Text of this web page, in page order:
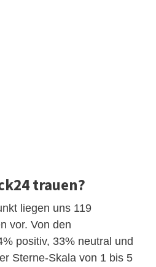
trauen?
liegen uns 119
vor. Von den
positiv, 33% neutral und
Sterne-Skala von 1 bis 5